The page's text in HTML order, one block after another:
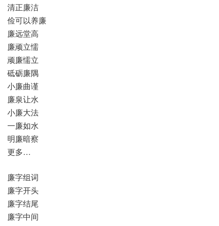
清正廉洁
俭可以养廉
廉远堂高
廉顽立懦
顽廉懦立
砥砺廉隅
小廉曲谨
廉泉让水
小廉大法
一廉如水
明廉暗察
更多…
廉字组词
廉字开头
廉字结尾
廉字中间